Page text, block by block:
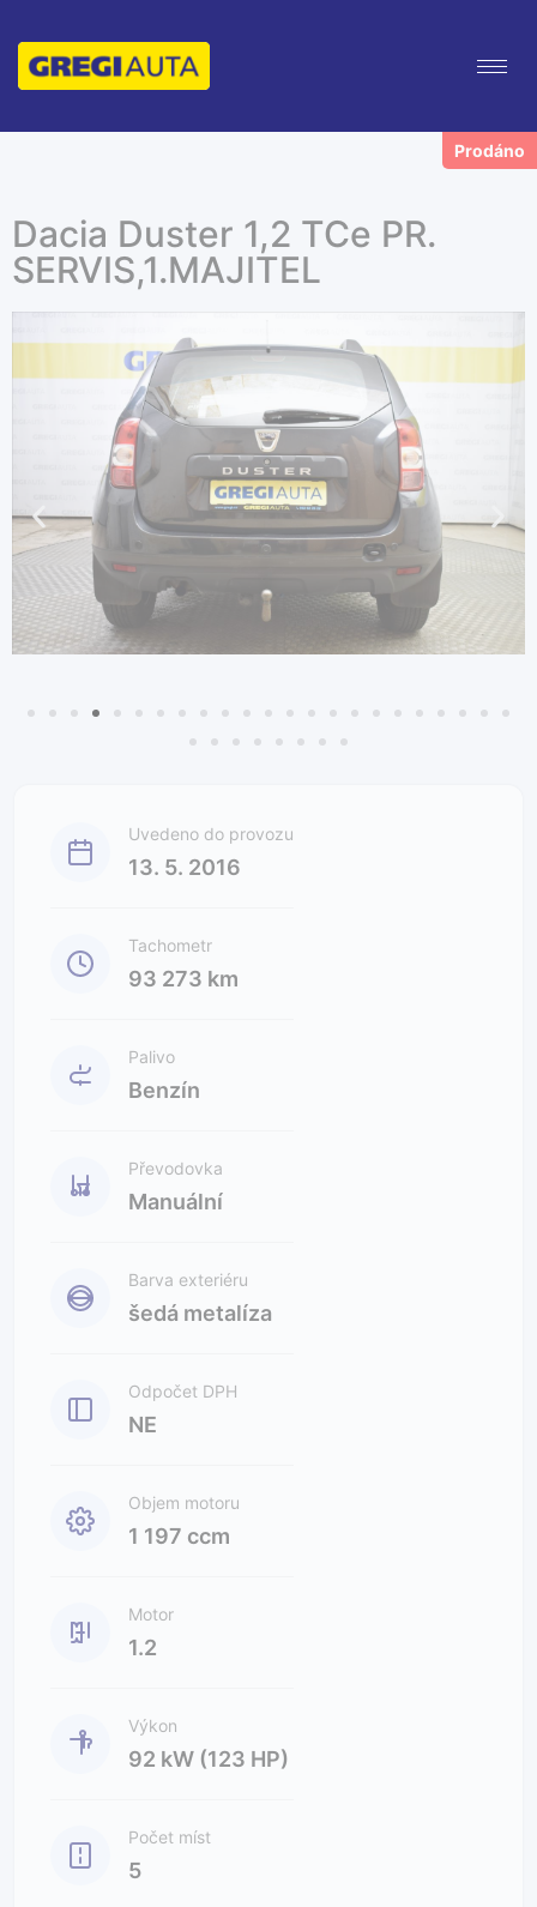
Dacia Duster 1,2 TCe PR.
SERVIS,1.MAJITEL
Uvedeno do provozu
13. 5. 2016
Tachometr
93 273 km
Palivo
Benzín
Převodovka
Manuální
Barva exteriéru
šedá metalíza
Odpočet DPH
NE
Objem motoru
1 197 ccm
Motor
1.2
Výkon
92 kW (123 HP)
Počet míst
5